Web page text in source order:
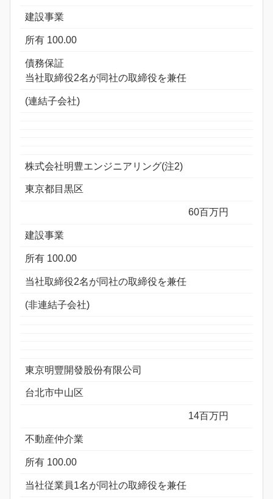
建設事業
所有 100.00
債務保証
当社取締役2名が同社の取締役を兼任
(連結子会社)
株式会社明豊エンジニアリング(注2)
東京都目黒区
60百万円
建設事業
所有 100.00
当社取締役2名が同社の取締役を兼任
(非連結子会社)
東京明豐開發股份有限公司
台北市中山区
14百万円
不動産仲介業
所有 100.00
当社従業員1名が同社の取締役を兼任